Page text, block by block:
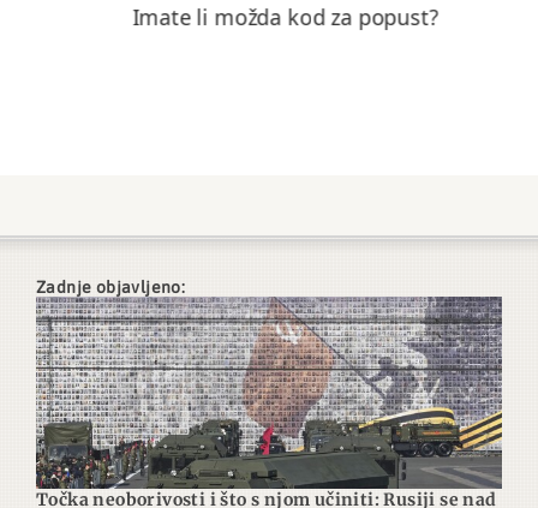
Imate li možda kod za popust?
Zadnje objavljeno:
Točka neoborivosti i što s njom učiniti: Rusiji se nad